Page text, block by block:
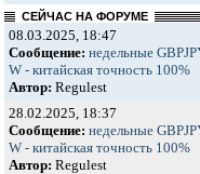
СЕЙЧАС НА ФОРУМЕ
08.03.2025, 18:47
Сообщение: недельные
W - китайская точность 100%
Автор: Regulest
28.02.2025, 18:37
Сообщение: недельные
W - китайская точность 100%
Автор: Regulest